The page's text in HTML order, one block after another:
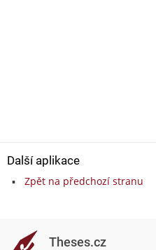
Další aplikace
Zpět na předchozí stranu
Theses.cz